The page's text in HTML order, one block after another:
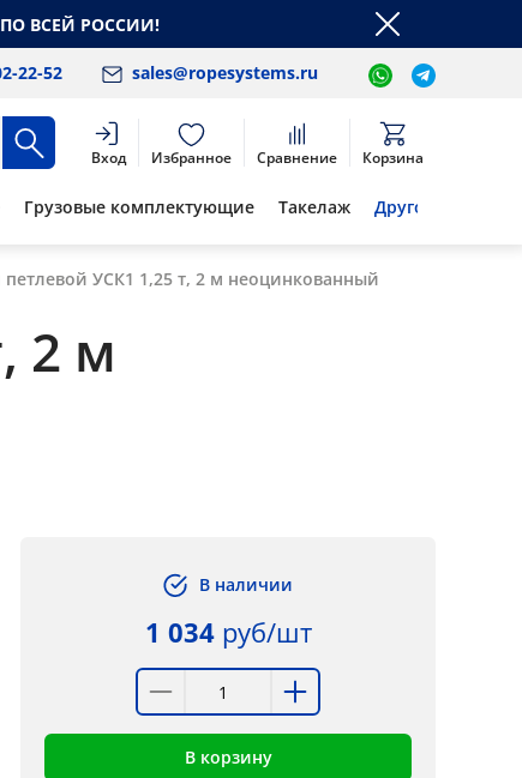
ВСЕЙ РОССИИ!
22-52 sales@ropesystems.ru
Вход Избранное Сравнение Корзина
Грузовые комплектующие Такелаж Другое
УСК1 1,25 т, 2 м неоцинкованный
2 м
В наличии
1 034руб/шт
В корзину